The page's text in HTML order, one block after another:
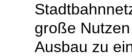
große
Ausbau zu